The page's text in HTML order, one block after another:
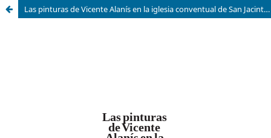
Las pinturas de Vicente Alanís en la iglesia conventual de San Jacinto de Sevilla